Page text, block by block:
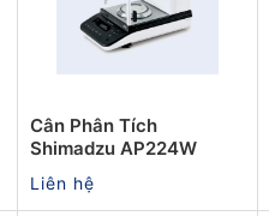
Cân Phân Tích
Shimadzu AP224W
Liên hệ